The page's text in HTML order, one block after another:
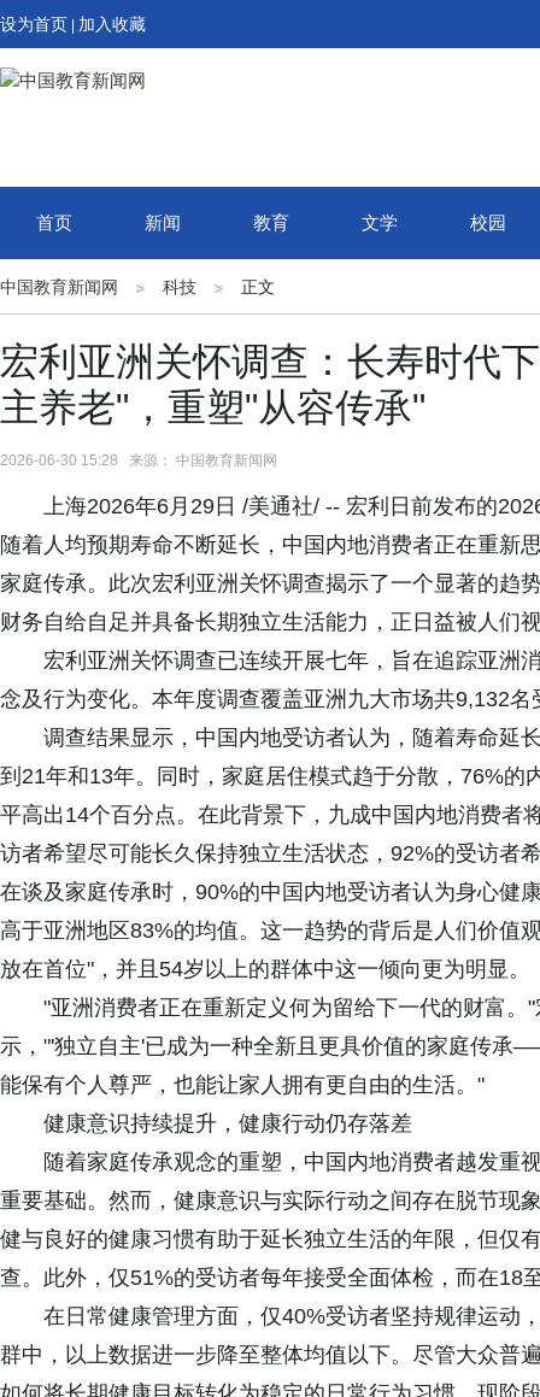
设为首页 加入收藏
首页 新闻 教育 文学 校园
中国教育新闻网 科技 正文
宏利亚洲关怀调查：长寿时代
主养老"，重塑"从容传承"
2026-06-30 15:28 来源： 中国教育新闻网
上海2026年6月29日 /美通社/ -- 宏利日前发布的
随着人均预期寿命不断延长，中国内地消费者正在重新
家庭传承。此次宏利亚洲关怀调查揭示了一个显著的
财务自给自足并具备长期独立生活能力，正日益被人们
宏利亚洲关怀调查已连续开展七年，旨在追踪亚洲
念及行为变化。本年度调查覆盖亚洲九大市场共9,132
调查结果显示，中国内地受访者认为，随着寿命延
到21年和13年。同时，家庭居住模式趋于分散，76%
平高出14个百分点。在此背景下，九成中国内地消费者
访者希望尽可能长久保持独立生活状态，92%的受访者
在谈及家庭传承时，90%的中国内地受访者认为身心健
高于亚洲地区83%的均值。这一趋势的背后是人们价值
放在首位"，并且54岁以上的群体中这一倾向更为明显。
"亚洲消费者正在重新定义何为留给下一代的财富
示，"'独立自主'已成为一种全新且更具价值的家庭传
能保有个人尊严，也能让家人拥有更自由的生活。"
健康意识持续提升，健康行动仍存落差
随着家庭传承观念的重塑，中国内地消费者越发重
重要基础。然而，健康意识与实际行动之间存在脱节现
健与良好的健康习惯有助于延长独立生活的年限，但仅
查。此外，仅51%的受访者每年接受全面体检，而在18
在日常健康管理方面，仅40%受访者坚持规律运动
群中，以上数据进一步降至整体均值以下。尽管大众普